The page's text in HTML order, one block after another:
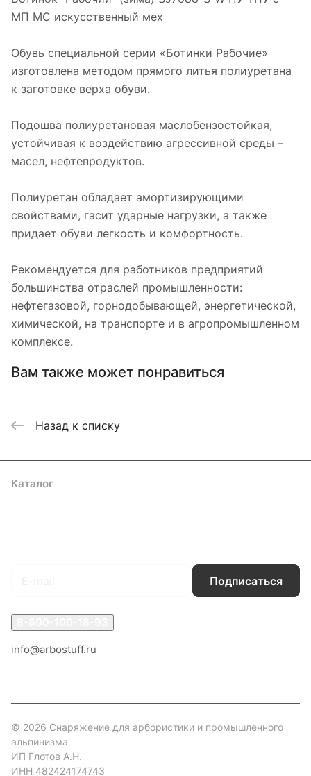
МП МС искусственный мех
Обувь специальной серии «Ботинки Рабочие»
изготовлена методом прямого литья полиуретана
к заготовке верха обуви.
Подошва полиуретановая маслобензостойкая,
устойчивая к воздействию агрессивной среды –
масел, нефтепродуктов.
Полиуретан обладает амортизирующими
свойствами, гасит ударные нагрузки, а также
придает обуви легкость и комфортность.
Рекомендуется для работников предприятий
большинства отраслей промышленности:
нефтегазовой, горнодобывающей, энергетической,
химической, на транспорте и в агропромышленном
комплексе.
Вам также может понравиться
Назад к списку
Каталог
Подписаться
info@arbostuff.ru
© 2026 Снаряжение для арбористики и промышленного
альпинизма
ИП Глотов А.Н.
ИНН 482424174743